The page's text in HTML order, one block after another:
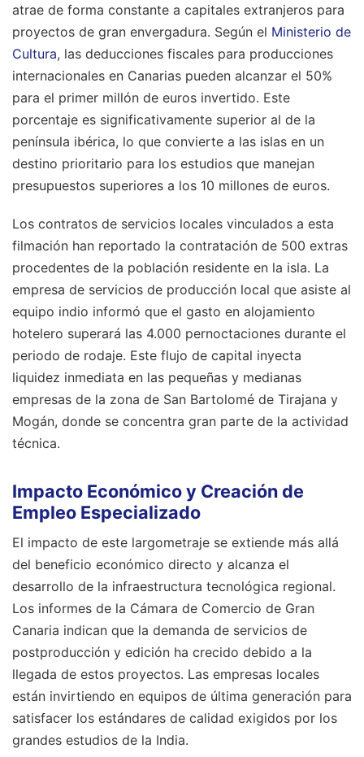
atrae de forma constante a capitales extranjeros para
proyectos de gran envergadura. Según el Ministerio de
Cultura, las deducciones fiscales para producciones
internacionales en Canarias pueden alcanzar el 50%
para el primer millón de euros invertido. Este
porcentaje es significativamente superior al de la
península ibérica, lo que convierte a las islas en un
destino prioritario para los estudios que manejan
presupuestos superiores a los 10 millones de euros.
Los contratos de servicios locales vinculados a esta
filmación han reportado la contratación de 500 extras
procedentes de la población residente en la isla. La
empresa de servicios de producción local que asiste al
equipo indio informó que el gasto en alojamiento
hotelero superará las 4.000 pernoctaciones durante el
periodo de rodaje. Este flujo de capital inyecta
liquidez inmediata en las pequeñas y medianas
empresas de la zona de San Bartolomé de Tirajana y
Mogán, donde se concentra gran parte de la actividad
técnica.
Impacto Económico y Creación de
Empleo Especializado
El impacto de este largometraje se extiende más allá
del beneficio económico directo y alcanza el
desarrollo de la infraestructura tecnológica regional.
Los informes de la Cámara de Comercio de Gran
Canaria indican que la demanda de servicios de
postproducción y edición ha crecido debido a la
llegada de estos proyectos. Las empresas locales
están invirtiendo en equipos de última generación para
satisfacer los estándares de calidad exigidos por los
grandes estudios de la India.